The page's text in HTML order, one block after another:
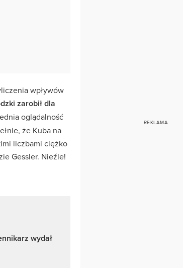
wpływów
zarobił dla
oglądalność
że Kuba na
liczbami ciężko
Gessler. Nieźle!
wydał